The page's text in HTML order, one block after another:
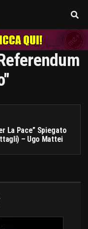
La Pace” Spiegato
– Ugo Mattei